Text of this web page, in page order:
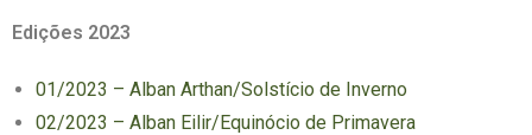
Edições 2023
01/2023 – Alban Arthan/Solstício de Inverno
02/2023 – Alban Eilir/Equinócio de Primavera